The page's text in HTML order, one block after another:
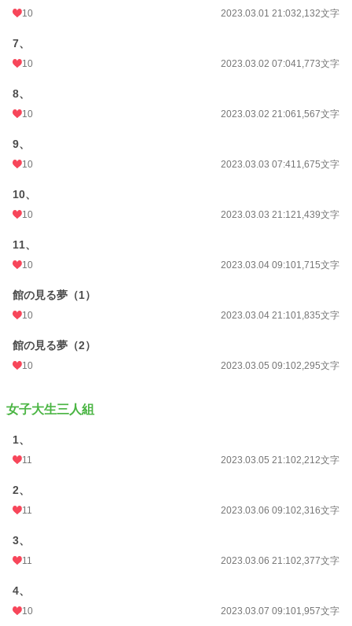
10 2023.03.01 21:032,132文字
7、
10 2023.03.02 07:041,773文字
8、
10 2023.03.02 21:061,567文字
9、
10 2023.03.03 07:411,675文字
10、
10 2023.03.03 21:121,439文字
11、
10 2023.03.04 09:101,715文字
館の見る夢（1）
10 2023.03.04 21:101,835文字
館の見る夢（2）
10 2023.03.05 09:102,295文字
女子大生三人組
1、
11 2023.03.05 21:102,212文字
2、
11 2023.03.06 09:102,316文字
3、
11 2023.03.06 21:102,377文字
4、
10 2023.03.07 09:101,957文字